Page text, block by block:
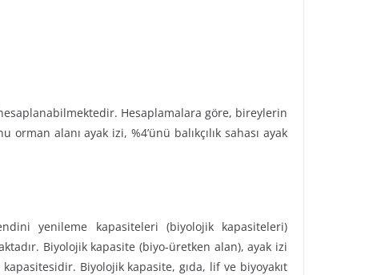
Hesaplamalara göre, bireylerin
alanı ayak izi, %4’ünü balıkçılık sahası ayak
yenileme kapasiteleri (biyolojik kapasiteleri)
Biyolojik kapasite (biyo-üretken alan), ayak izi
Biyolojik kapasite, gıda, lif ve biyoyakıt